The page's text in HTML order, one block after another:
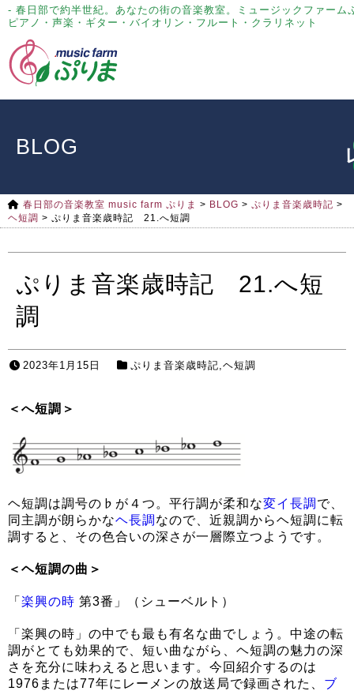
- 春日部で約半世紀。あなたの街の音楽教室。ミュージックファーム
ピアノ・声楽・ギター・バイオリン・フルート・クラリネット
BLOG
春日部の音楽教室 music farm ぷりま > BLOG > ぷりま音楽歳時記 >
ヘ短調 > ぷりま音楽歳時記 21.へ短調
ぷりま音楽歳時記 21.へ短
調
2023年1月15日 ぷりま音楽歳時記,ヘ短調
＜へ短調＞
ヘ短調は調号の♭が４つ。平行調が柔和な変イ長調 で、
同主調が朗らかなヘ長調 なので、近親調からヘ短調に転
調すると、その色合いの深さが一層際立つようです。
＜ヘ短調の曲＞
「 楽興の時 第3番」（シューベルト）
「楽興の時」の中でも最も有名な曲でしょう。中途の転
調がとても効果的で、短い曲ながら、ヘ短調の魅力の深
さを充分に味わえると思います。今回紹介するのは
1976または77年にレーメンの放送局で録画された、 ブ